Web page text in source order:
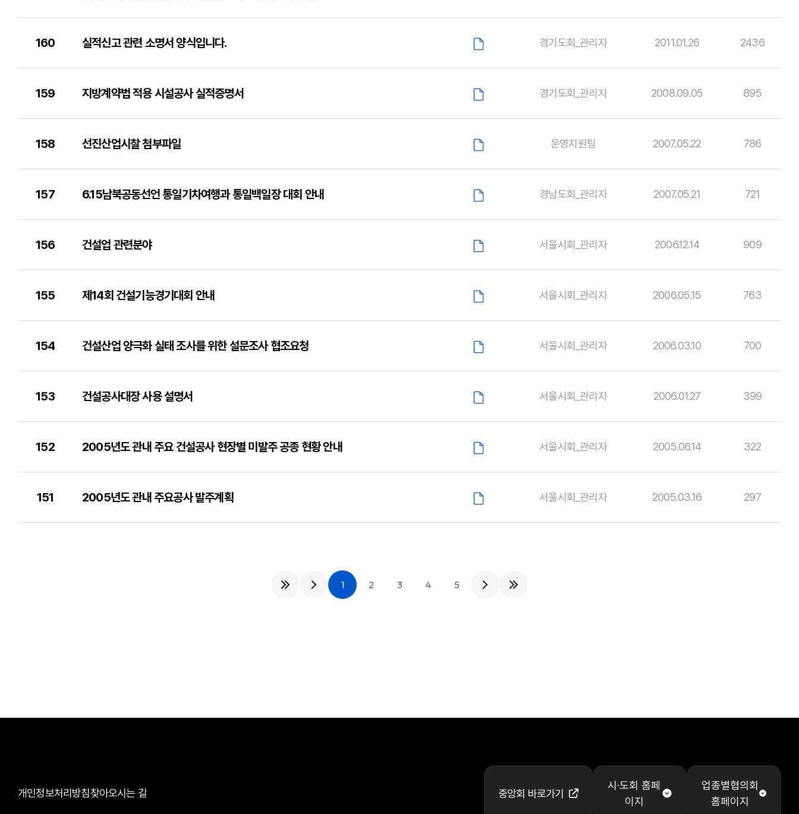
160 실적신고 관련 소명서 양식입니다. 경기도회_관리자 2011.01.26 2436
159 지방계약법 적용 시설공사 실적증명서 경기도회_관리자 2008.09.05 895
158 선진산업시찰 첨부파일 운영지원팀 2007.05.22 786
157 6.15남북공동선언 통일기차여행과 통일백일장 대회 안내 경남도회_관리자 2007.05.21 721
156 건설업 관련분야 서울시회_관리자 2006.12.14 909
155 제14회 건설기능경기대회 안내 서울시회_관리자 2006.05.15 763
154 건설산업 양극화 실태 조사를 위한 설문조사 협조요청 서울시회_관리자 2006.03.10 700
153 건설공사대장 사용 설명서 서울시회_관리자 2006.01.27 399
152 2005년도 관내 주요 건설공사 현장별 미발주 공종 현황 안내 서울시회_관리자 2005.06.14 322
151 2005년도 관내 주요공사 발주계획 서울시회_관리자 2005.03.16 297
1 2 3 4 5
개인정보처리방침찾아오시는 길 중앙회 바로가기
시·도회 홈페
이지
업종별협의회
홈페이지